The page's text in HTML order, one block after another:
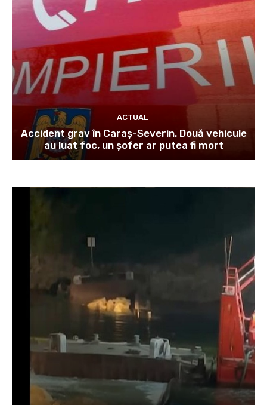
ACTUAL
Accident grav în Caraș-Severin. Două vehicule
au luat foc, un șofer ar putea fi mort